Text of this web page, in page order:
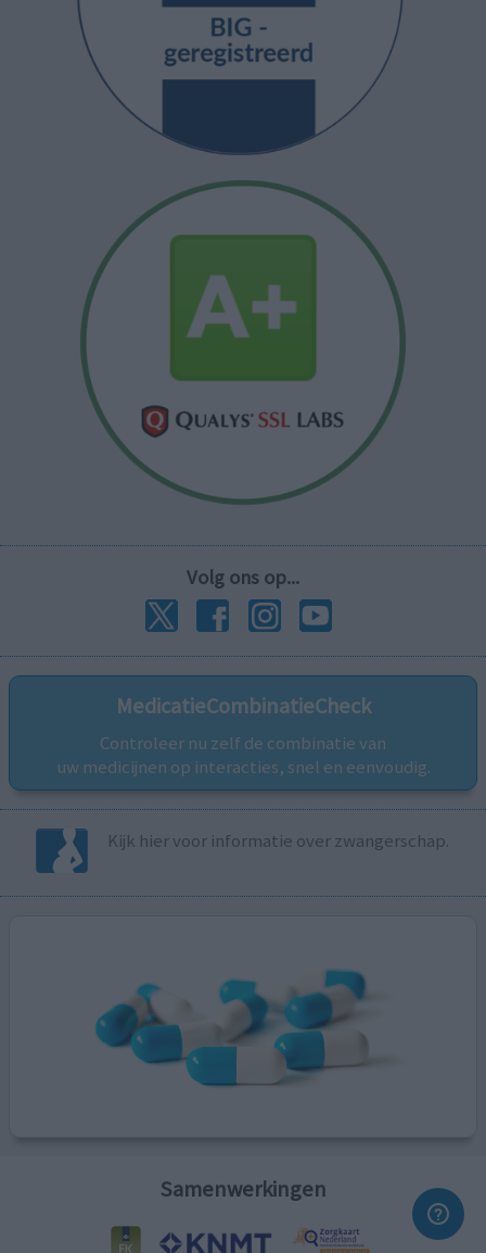
Volg ons op...
MedicatieCombinatieCheck
Controleer nu zelf de combinatie van
uw medicijnen op interacties, snel en eenvoudig.
Kijk hier voor informatie over zwangerschap.
Samenwerkingen